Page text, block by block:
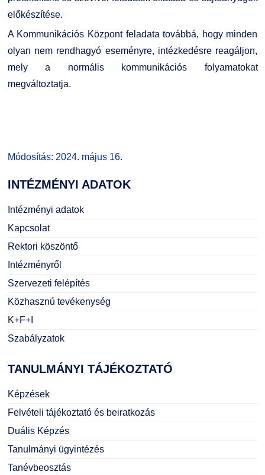
előkészítése.
A Kommunikációs Központ feladata továbbá, hogy minden
olyan nem rendhagyó eseményre, intézkedésre reagáljon,
mely a normális kommunikációs folyamatokat
megváltoztatja.
Módosítás: 2024. május 16.
INTÉZMÉNYI ADATOK
Intézményi adatok
Kapcsolat
Rektori köszöntő
Intézményről
Szervezeti felépítés
Közhasznú tevékenység
K+F+I
Szabályzatok
TANULMÁNYI TÁJÉKOZTATÓ
Képzések
Felvételi tájékoztató és beiratkozás
Duális Képzés
Tanulmányi ügyintézés
Tanévbeosztás